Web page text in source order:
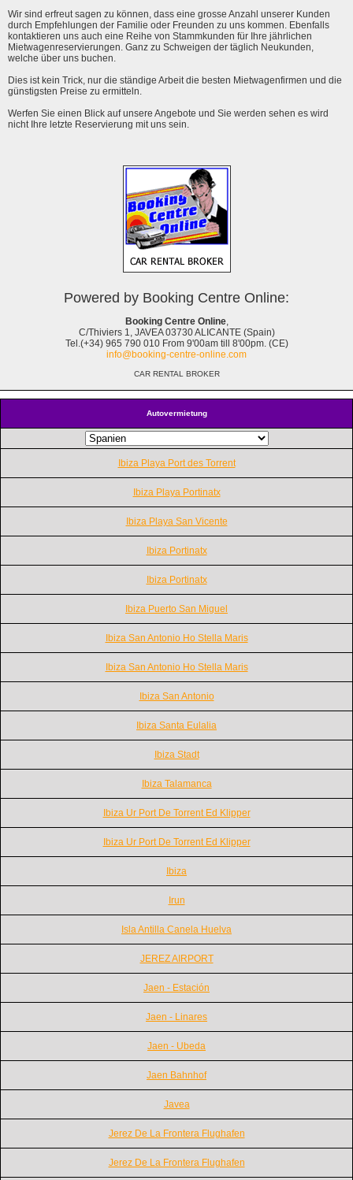
Autovermietung
Ibiza Playa Port des Torrent
Ibiza Playa Portinatx
Ibiza Playa San Vicente
Ibiza Portinatx
Ibiza Portinatx
Ibiza Puerto San Miguel
Ibiza San Antonio Ho Stella Maris
Ibiza San Antonio Ho Stella Maris
Ibiza San Antonio
Ibiza Santa Eulalia
Ibiza Stadt
Ibiza Talamanca
Ibiza Ur Port De Torrent Ed Klipper
Ibiza Ur Port De Torrent Ed Klipper
Ibiza
Irun
Isla Antilla Canela Huelva
JEREZ AIRPORT
Jaen - Estación
Jaen - Linares
Jaen - Ubeda
Jaen Bahnhof
Javea
Jerez De La Frontera Flughafen
Jerez De La Frontera Flughafen
Wir sind erfreut sagen zu können, dass eine grosse Anzahl unserer Kunden
durch Empfehlungen der Familie oder Freunden zu uns kommen. Ebenfalls
kontaktieren uns auch eine Reihe von Stammkunden für Ihre jährlichen
Mietwagenreservierungen. Ganz zu Schweigen der täglich Neukunden,
welche über uns buchen.
Dies ist kein Trick, nur die ständige Arbeit die besten Mietwagenfirmen und die
günstigsten Preise zu ermitteln.
Werfen Sie einen Blick auf unsere Angebote und Sie werden sehen es wird
nicht Ihre letzte Reservierung mit uns sein.
Powered by Booking Centre Online:
Booking Centre Online,
C/Thiviers 1, JAVEA 03730 ALICANTE (Spain)
Tel.(+34) 965 790 010 From 9'00am till 8'00pm. (CE)
info@booking-centre-online.com
CAR RENTAL BROKER